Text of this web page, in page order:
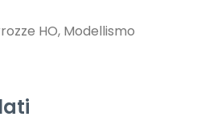
HO, Modellismo